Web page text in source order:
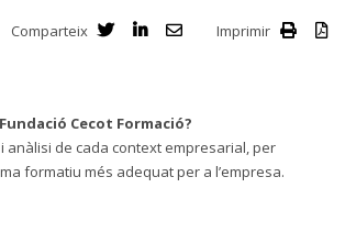
Comparteix Imprimir
Cecot Formació?
anàlisi de cada context empresarial, per
formatiu més adequat per a l’empresa.